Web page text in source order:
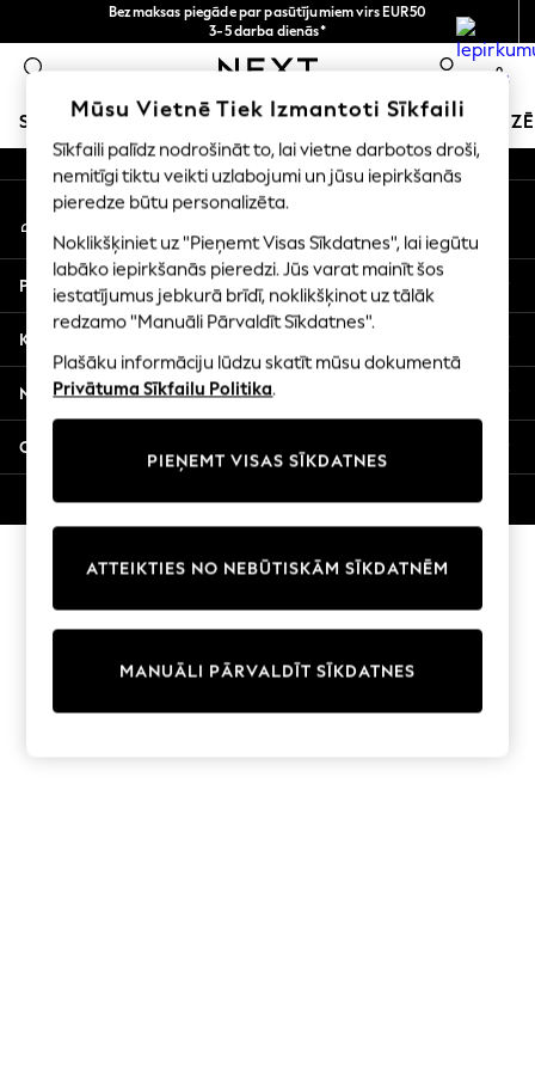
Bezmaksas piegāde par pasūtījumiem virs EUR50
3-5 darba dienās*
Tagad jūs varat
iepirkties latviešu valodā!
0
SKOLAS APĢĒRBS SVĒTKU VEIKALS MEITENES
SCHOOLWEAR
All Boys Schoolwear
Shoes
Trousers
Shorts
Shirts
Polo Shirts
Sweatshirts & Jumpers
Multipacks
All Boys Sport & Swimwear
Swimwear
Tops
Joggers
An error occurred on client
Mūsu sociālie tīkli
Mans konts
Pierakstieties savā kontā
Palīdzība
Konfidencialitāte un juridiskā informācija
Nodaļas
Citi pakalpojumi
© 2026 Next Germany GmbH. Visas tiesības aizsargātas.
Mūsu Vietnē Tiek Izmantoti Sīkfaili
Sīkfaili palīdz nodrošināt to, lai vietne darbotos droši,
nemitīgi tiktu veikti uzlabojumi un jūsu iepirkšanās
pieredze būtu personalizēta.
Noklikšķiniet uz "Pieņemt Visas Sīkdatnes", lai iegūtu
labāko iepirkšanās pieredzi. Jūs varat mainīt šos
iestatījumus jebkurā brīdī, noklikšķinot uz tālāk
redzamo "Manuāli Pārvaldīt Sīkdatnes".
Plašāku informāciju lūdzu skatīt mūsu dokumentā
Privātuma Sīkfailu Politika.
PIEŅEMT VISAS SĪKDATNES
MANUĀLI PĀRVALDĪT SĪKDATNES
ATTEIKTIES NO NEBŪTISKĀM SĪKDATNĒM